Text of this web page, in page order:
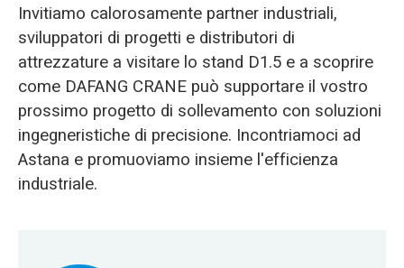
Invitiamo calorosamente partner industriali,
sviluppatori di progetti e distributori di
attrezzature a visitare lo stand D1.5 e a scoprire
come DAFANG CRANE può supportare il vostro
prossimo progetto di sollevamento con soluzioni
ingegneristiche di precisione. Incontriamoci ad
Astana e promuoviamo insieme l'efficienza
industriale.